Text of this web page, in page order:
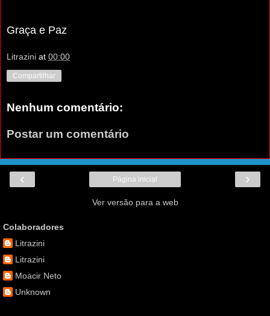
Graça e Paz
Litrazini at 00:00
Compartilhar
Nenhum comentário:
Postar um comentário
‹ ›
Página inicial
Ver versão para a web
Colaboradores
Litrazini
Litrazini
Moacir Neto
Unknown